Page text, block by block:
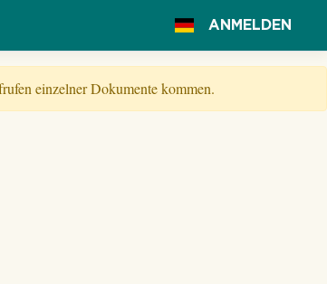
ANMELDEN
einzelner Dokumente kommen.